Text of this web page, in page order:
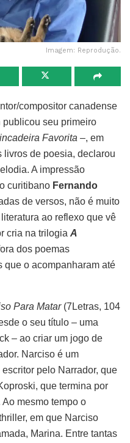
Imagem: Reprodução.
compositor canadense
publicou seu primeiro
Favorita –, em
livros de poesia, declarou
A impressão
curitibano Fernando
de versos, não é muito
ao reflexo que vê
cria na trilogia A
dos poemas
que o acompanharam até
Para Matar(7Letras, 104
o seu título – uma
– ao criar um jogo de
Narciso é um
pelo Narrador, que
que termina por
mesmo tempo o
em que Narciso
Marina. Entre tantas